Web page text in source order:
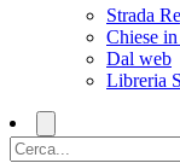
Strada
Chiese
Dal web
Libreria